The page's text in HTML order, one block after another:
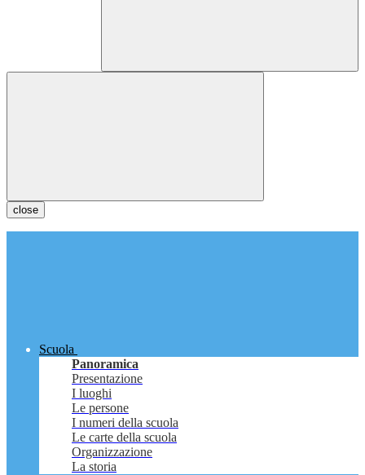
close
Scuola
Panoramica
Presentazione
I luoghi
Le persone
I numeri della scuola
Le carte della scuola
Organizzazione
La storia